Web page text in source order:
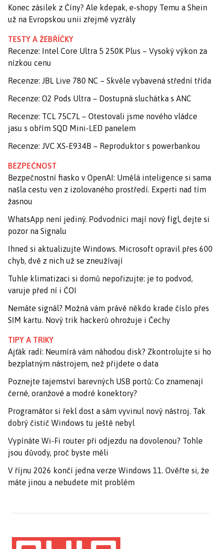
Konec zásilek z Číny? Ale kdepak, e-shopy Temu a Shein
už na Evropskou unii zřejmě vyzrály
TESTY A ŽEBŘÍČKY
Recenze: Intel Core Ultra 5 250K Plus – Vysoký výkon za
nízkou cenu
Recenze: JBL Live 780 NC – Skvěle vybavená střední třída
Recenze: O2 Pods Ultra – Dostupná sluchátka s ANC
Recenze: TCL 75C7L – Otestovali jsme nového vládce
jasu s obřím SQD Mini-LED panelem
Recenze: JVC XS-E934B – Reproduktor s powerbankou
BEZPEČNOST
Bezpečnostní fiasko v OpenAI: Umělá inteligence si sama
našla cestu ven z izolovaného prostředí. Experti nad tím
žasnou
WhatsApp není jediný. Podvodníci mají nový fígl, dejte si
pozor na Signalu
Ihned si aktualizujte Windows. Microsoft opravil přes 600
chyb, dvě z nich už se zneužívají
Tuhle klimatizaci si domů nepořizujte: je to podvod,
varuje před ní i ČOI
Nemáte signál? Možná vám právě někdo krade číslo přes
SIM kartu. Nový trik hackerů ohrožuje i Čechy
TIPY A TRIKY
Ajťák radí: Neumírá vám náhodou disk? Zkontrolujte si ho
bezplatným nástrojem, než přijdete o data
Poznejte tajemství barevných USB portů: Co znamenají
černé, oranžové a modré konektory?
Programátor si řekl dost a sám vyvinul nový nástroj. Tak
dobrý čistič Windows tu ještě nebyl
Vypínáte Wi-Fi router při odjezdu na dovolenou? Tohle
jsou důvody, proč byste měli
V říjnu 2026 končí jedna verze Windows 11. Ověřte si, že
máte jinou a nebudete mít problém